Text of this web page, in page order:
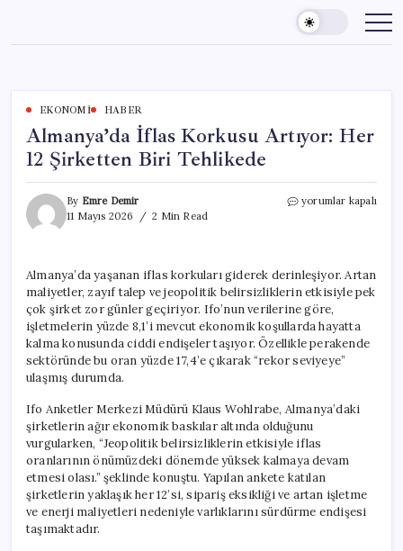
content
EKONOMI HABER
Almanya’da İflas Korkusu Artıyor: Her
12 Şirketten Biri Tehlikede
By Emre Demir
11 Mayıs 2026
2 Min Read
Almanya’da
12
Şirketten
Biri
Tehlikede
yorumlar kapalı
Almanya’da yaşanan iflas korkuları giderek derinleşiyor. Artan
maliyetler, zayıf talep ve jeopolitik belirsizliklerin etkisiyle pek
çok şirket zor günler geçiriyor. Ifo’nun verilerine göre,
işletmelerin yüzde 8,1’i mevcut ekonomik koşullarda hayatta
kalma konusunda ciddi endişeler taşıyor. Özellikle perakende
sektöründe bu oran yüzde 17,4’e çıkarak “rekor seviyeye”
ulaşmış durumda.
Ifo Anketler Merkezi Müdürü Klaus Wohlrabe, Almanya’daki
şirketlerin ağır ekonomik baskılar altında olduğunu
vurgularken, “Jeopolitik belirsizliklerin etkisiyle iflas
oranlarının önümüzdeki dönemde yüksek kalmaya devam
etmesi olası.” şeklinde konuştu. Yapılan ankete katılan
şirketlerin yaklaşık her 12’si, sipariş eksikliği ve artan işletme
ve enerji maliyetleri nedeniyle varlıklarını sürdürme endişesi
taşımaktadır.